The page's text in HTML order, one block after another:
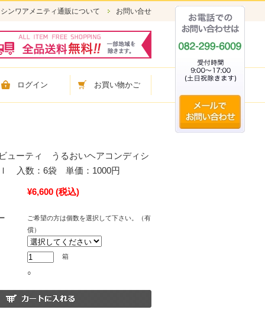
シンワアメニティ通販について お問い合せ
ログイン お買い物かご
ューティ うるおいヘアコンディシ
ｌ 入数：6袋 単価：1000円
¥6,600 (税込)
ご希望の方は個数を選択して下さい。（有
償）
箱
○